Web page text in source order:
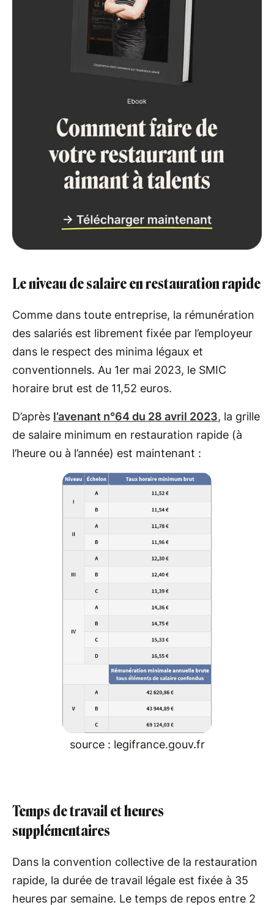
Le niveau de salaire en restauration rapide
Comme dans toute entreprise, la rémunération
des salariés est librement fixée par l’employeur
dans le respect des minima légaux et
conventionnels. Au 1er mai 2023, le SMIC
horaire brut est de 11,52 euros.
D’après l’avenant n°64 du 28 avril 2023, la grille
de salaire minimum en restauration rapide (à
l’heure ou à l’année) est maintenant :
source : legifrance.gouv.fr
Temps de travail et heures
supplémentaires
Dans la convention collective de la restauration
rapide, la durée de travail légale est fixée à 35
heures par semaine. Le temps de repos entre 2